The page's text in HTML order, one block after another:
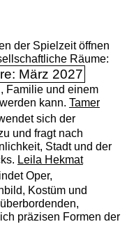
der Spielzeit öffnen
Räume:
März 2027
Familie und einem
kann. Tamer
sich der
und fragt nach
Stadt und der
Leila Hekmat
Oper,
Kostüm und
präzisen Formen der